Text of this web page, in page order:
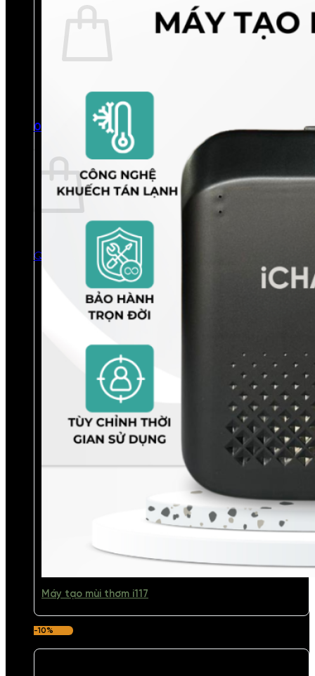
Quay trở lại cửa hàng
0
Giỏ hàng
Chưa có sản phẩm trong giỏ hàng.
Quay trở lại cửa hàng
Máy tạo mùi thơm i117
-10%